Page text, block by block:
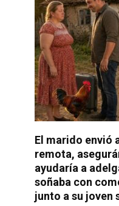
El marido envió
remota,
ayudaría a
soñaba con
junto a su joven